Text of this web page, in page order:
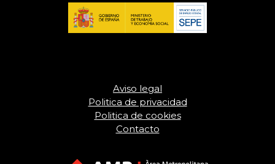
Aviso legal
Politica de privacidad
Politica de cookies
Contacto